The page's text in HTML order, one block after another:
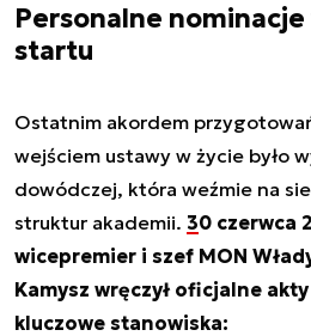
Personalne
startu
Ostatnim akordem
wejściem ustawy w życie było
dowódczej, która weźmie na
struktur akademii. 30 czerwca
wicepremier i szef MON
Kamysz wręczył oficjalne
kluczowe stanowiska: